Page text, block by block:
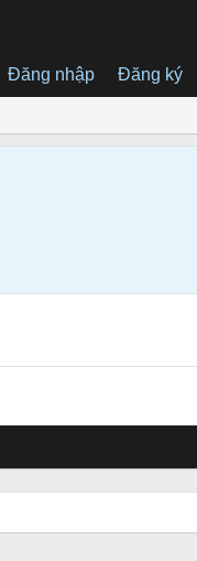
Đăng nhập Đăng ký